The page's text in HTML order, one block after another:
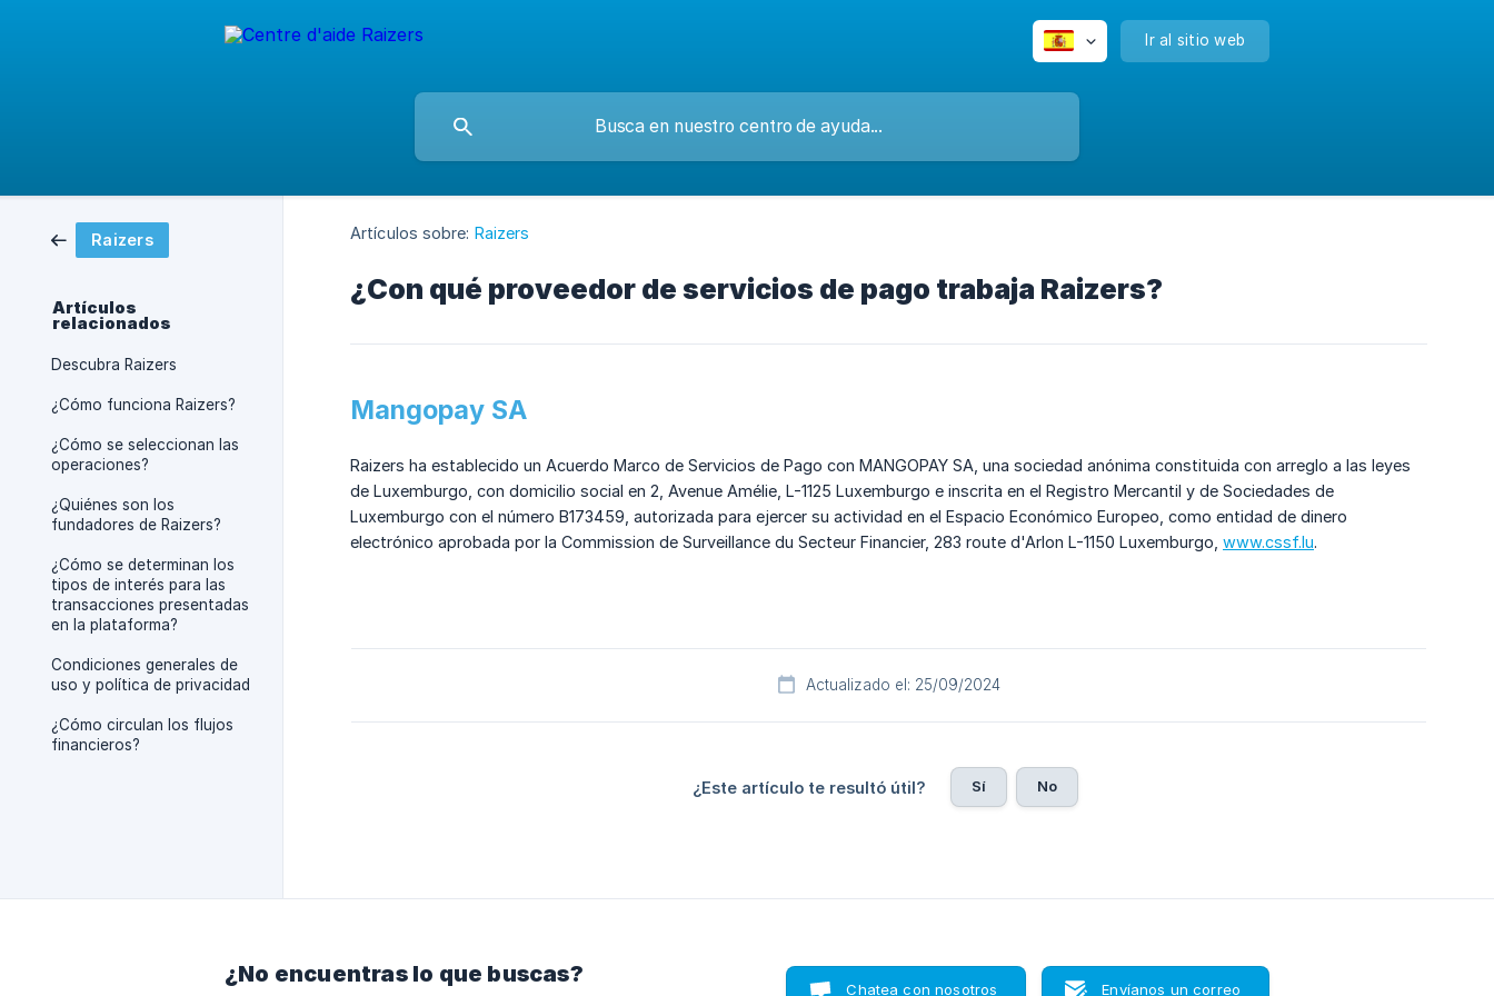
Ir al sitio web
Raizers
Artículos
relacionados
Descubra Raizers
¿Cómo funciona Raizers?
¿Cómo se seleccionan las
operaciones?
¿Quiénes son los
fundadores de Raizers?
¿Cómo se determinan los
tipos de interés para las
transacciones presentadas
en la plataforma?
Condiciones generales de
uso y política de privacidad
¿Cómo circulan los flujos
financieros?
Artículos sobre: Raizers
¿Con qué proveedor de servicios de pago trabaja Raizers?
Mangopay SA
Raizers ha establecido un Acuerdo Marco de Servicios de Pago con MANGOPAY SA, una sociedad anónima constituida con arreglo a las leyes
de Luxemburgo, con domicilio social en 2, Avenue Amélie, L-1125 Luxemburgo e inscrita en el Registro Mercantil y de Sociedades de
Luxemburgo con el número B173459, autorizada para ejercer su actividad en el Espacio Económico Europeo, como entidad de dinero
electrónico aprobada por la Commission de Surveillance du Secteur Financier, 283 route d'Arlon L-1150 Luxemburgo, www.cssf.lu.
Actualizado el: 25/09/2024
¿Este artículo te resultó útil? Sí No
¿No encuentras lo que buscas?
Chatea con nosotros Envíanos un correo